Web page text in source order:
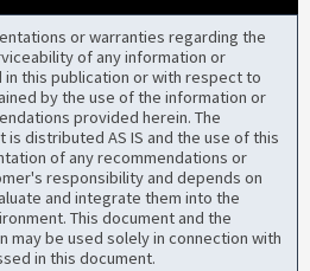
or warranties regarding the
of any information or
this publication or with respect to
by the use of the information or
provided herein. The
distributed AS IS and the use of this
of any recommendations or
responsibility and depends on
and integrate them into the
This document and the
may be used solely in connection with
in this document.